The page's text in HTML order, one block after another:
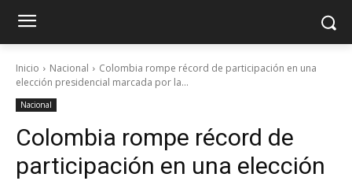
Inicio Nacional
Colombia rompe récord de participación en una
elección presidencial marcada por la...
Nacional
Colombia rompe récord de
participación en una elección